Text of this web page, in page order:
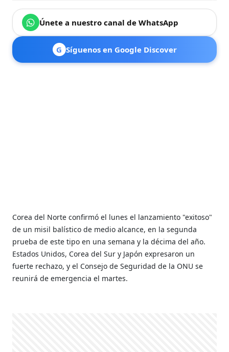
Únete a nuestro canal de WhatsApp
G Síguenos en Google Discover
Corea del Norte confirmó el lunes el lanzamiento "exitoso"
de un misil balístico de medio alcance, en la segunda
prueba de este tipo en una semana y la décima del año.
Estados Unidos, Corea del Sur y Japón expresaron un
fuerte rechazo, y el Consejo de Seguridad de la ONU se
reunirá de emergencia el martes.